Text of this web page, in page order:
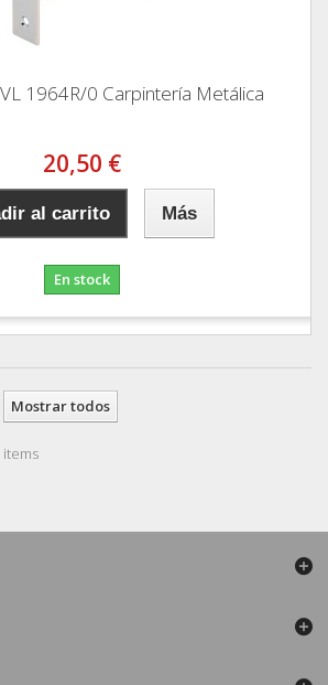
1964R/0 Carpintería Metálica
20,50 €
al carrito Más
En stock
Mostrar todos
items